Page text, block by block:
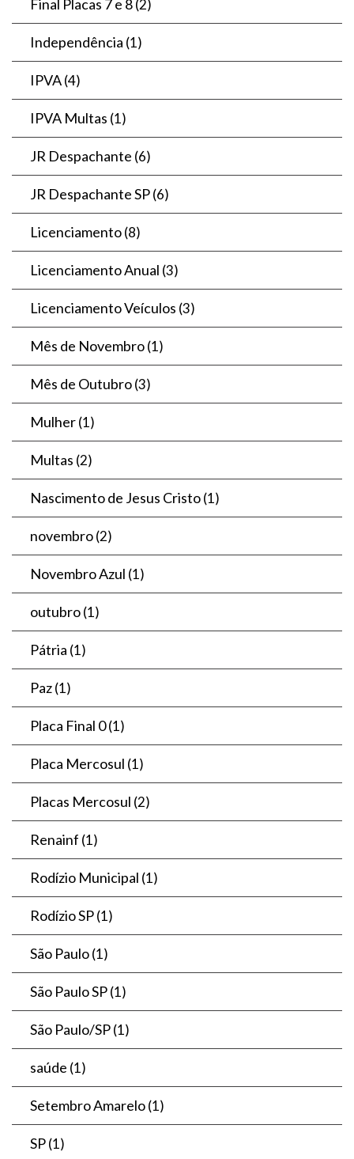
Final Placas 7 e 8(2)
Independência (1)
IPVA(4)
IPVA Multas (1)
JR Despachante (6)
JR Despachante SP(6)
Licenciamento(8)
Licenciamento Anual (3)
Licenciamento Veículos (3)
Mês de Novembro(1)
Mês de Outubro(3)
Mulher(1)
Multas (2)
Nascimento de Jesus Cristo(1)
novembro(2)
Novembro Azul (1)
outubro(1)
Pátria (1)
Paz(1)
Placa Final 0(1)
Placa Mercosul (1)
Placas Mercosul (2)
Renainf (1)
Rodízio Municipal (1)
Rodízio SP(1)
São Paulo(1)
São Paulo SP(1)
São Paulo/SP(1)
saúde (1)
Setembro Amarelo(1)
SP(1)